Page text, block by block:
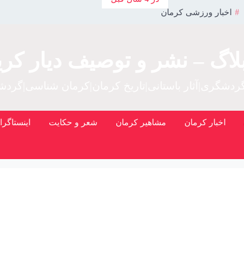
اخبار ورزشی کرمان
اخبار کرمان مشاهیر کرمان شعر و حکایت